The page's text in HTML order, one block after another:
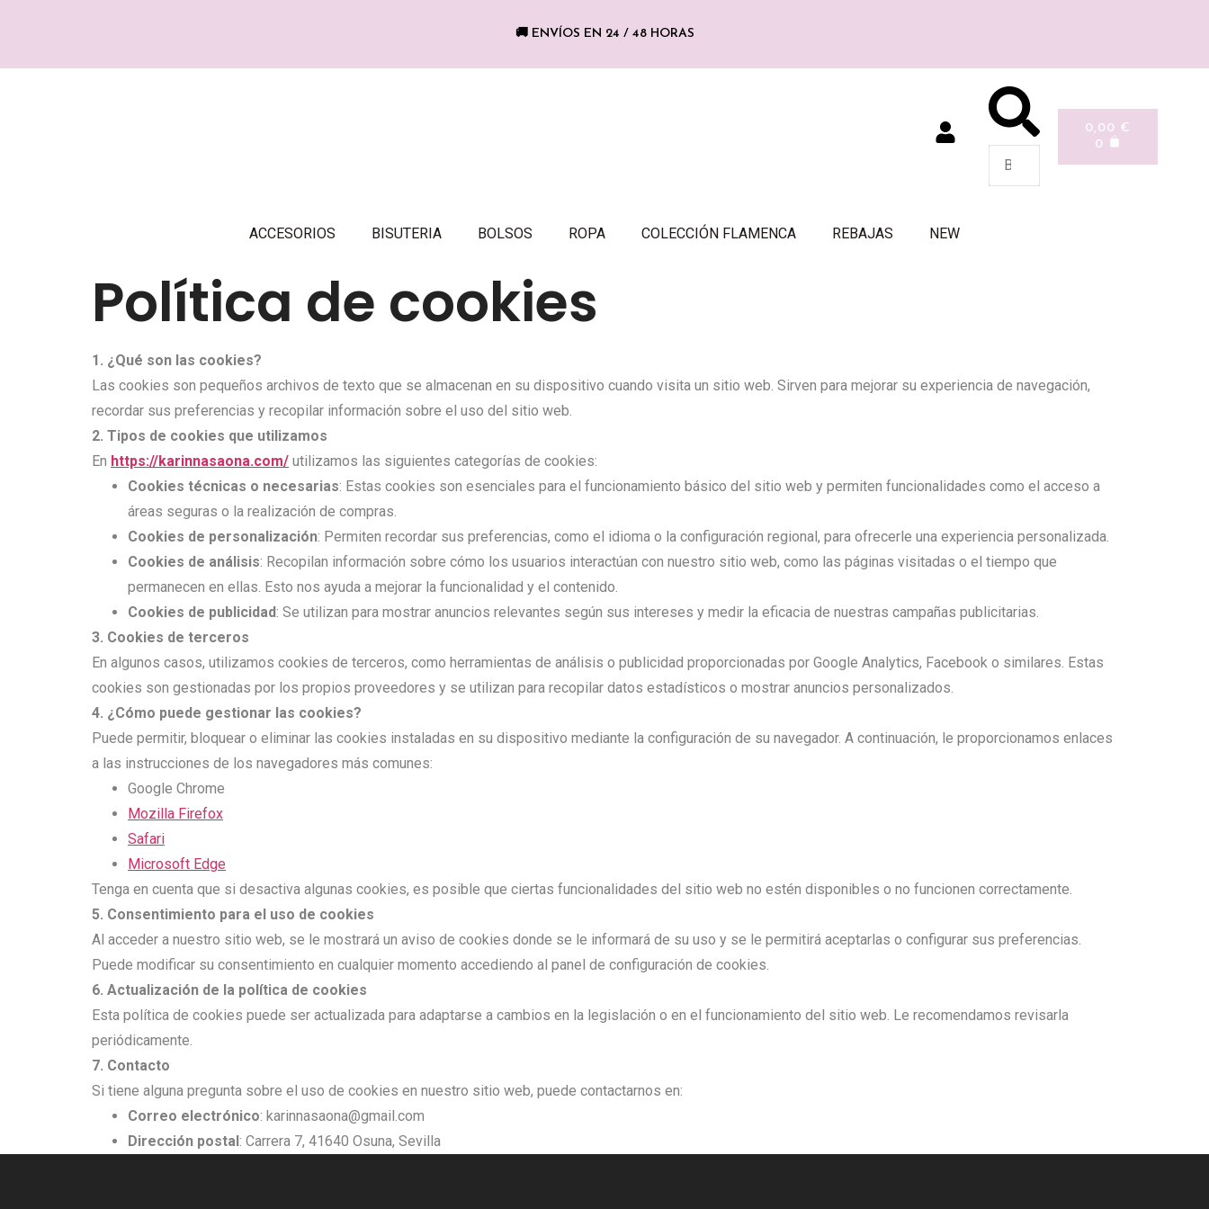
🚚 ENVÍOS EN 24 / 48 HORAS
0,00 €
0
ACCESORIOS BISUTERIA BOLSOS ROPA COLECCIÓN FLAMENCA REBAJAS NEW
Política de cookies
1. ¿Qué son las cookies?
Las cookies son pequeños archivos de texto que se almacenan en su dispositivo cuando visita un sitio web. Sirven para mejorar su experiencia de navegación,
recordar sus preferencias y recopilar información sobre el uso del sitio web.
2. Tipos de cookies que utilizamos
En https://karinnasaona.com/ utilizamos las siguientes categorías de cookies:
Cookies técnicas o necesarias: Estas cookies son esenciales para el funcionamiento básico del sitio web y permiten funcionalidades como el acceso a
áreas seguras o la realización de compras.
Cookies de personalización: Permiten recordar sus preferencias, como el idioma o la configuración regional, para ofrecerle una experiencia personalizada.
Cookies de análisis: Recopilan información sobre cómo los usuarios interactúan con nuestro sitio web, como las páginas visitadas o el tiempo que
permanecen en ellas. Esto nos ayuda a mejorar la funcionalidad y el contenido.
Cookies de publicidad: Se utilizan para mostrar anuncios relevantes según sus intereses y medir la eficacia de nuestras campañas publicitarias.
3. Cookies de terceros
En algunos casos, utilizamos cookies de terceros, como herramientas de análisis o publicidad proporcionadas por Google Analytics, Facebook o similares. Estas
cookies son gestionadas por los propios proveedores y se utilizan para recopilar datos estadísticos o mostrar anuncios personalizados.
4. ¿Cómo puede gestionar las cookies?
Puede permitir, bloquear o eliminar las cookies instaladas en su dispositivo mediante la configuración de su navegador. A continuación, le proporcionamos enlaces
a las instrucciones de los navegadores más comunes:
Google Chrome
Mozilla Firefox
Safari
Microsoft Edge
Tenga en cuenta que si desactiva algunas cookies, es posible que ciertas funcionalidades del sitio web no estén disponibles o no funcionen correctamente.
5. Consentimiento para el uso de cookies
Al acceder a nuestro sitio web, se le mostrará un aviso de cookies donde se le informará de su uso y se le permitirá aceptarlas o configurar sus preferencias.
Puede modificar su consentimiento en cualquier momento accediendo al panel de configuración de cookies.
6. Actualización de la política de cookies
Esta política de cookies puede ser actualizada para adaptarse a cambios en la legislación o en el funcionamiento del sitio web. Le recomendamos revisarla
periódicamente.
7. Contacto
Si tiene alguna pregunta sobre el uso de cookies en nuestro sitio web, puede contactarnos en:
Correo electrónico: karinnasaona@gmail.com
Dirección postal : Carrera 7, 41640 Osuna, Sevilla